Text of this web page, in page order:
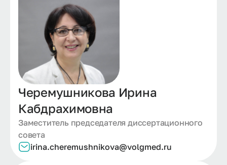
Черемушникова Ирина
Кабдрахимовна
Заместитель председателя диссертационного
совета
irina.cheremushnikova@volgmed.ru